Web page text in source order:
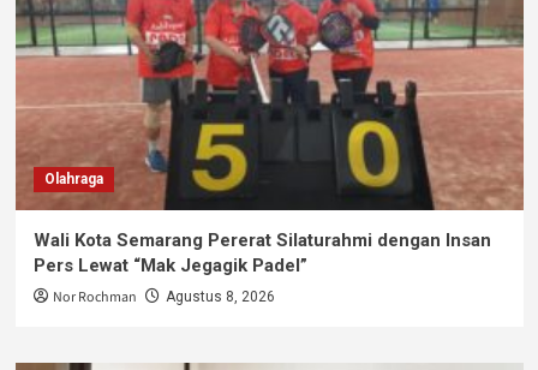
Olahraga
Wali Kota Semarang Pererat Silaturahmi dengan Insan
Pers Lewat “Mak Jegagik Padel”
Nor Rochman Agustus 8, 2026